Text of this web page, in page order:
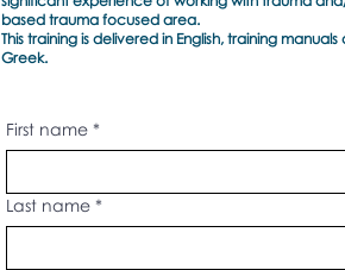
based trauma focused area.
This training is delivered in English, training
Greek.
First name *
Last name *